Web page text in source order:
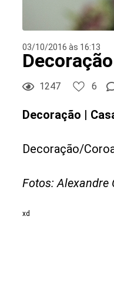
03/10/2016 às 16:13
1247 6
Decoração |
Decoração/
Fotos: Alexandre
xd